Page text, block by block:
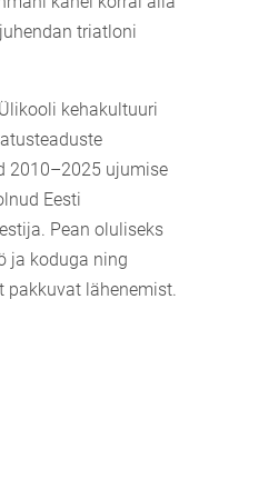
triatloni
kehakultuuri
2010–2025 ujumise
Eesti
Pean oluliseks
ja koduga ning
pakkuvat lähenemist.